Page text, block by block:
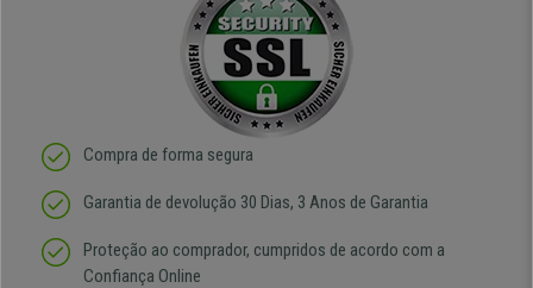
Compra de forma segura
Garantia de devolução 30 Dias, 3 Anos de Garantia
Proteção ao comprador, cumpridos de acordo com a
Confiança Online